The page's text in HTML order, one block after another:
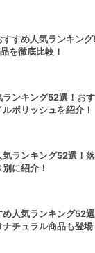
すすめ人気ランキン
を徹底比較！
ランキング52選！お
ポリッシュを紹介！
気ランキング52選！
に紹介！
人気ランキング52
チュラル商品も登場